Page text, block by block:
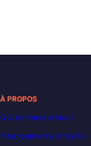
À PROPOS
Qui sommes-nous ?
Financements et tarifs